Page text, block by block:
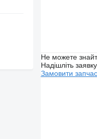
Не можете
Надішліть
Замовити